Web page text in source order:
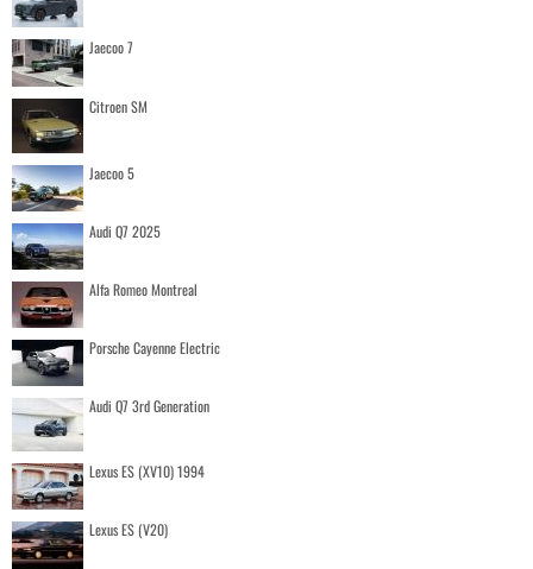
Jaecoo 7
Citroen SM
Jaecoo 5
Audi Q7 2025
Alfa Romeo Montreal
Porsche Cayenne Electric
Audi Q7 3rd Generation
Lexus ES (XV10) 1994
Lexus ES (V20)